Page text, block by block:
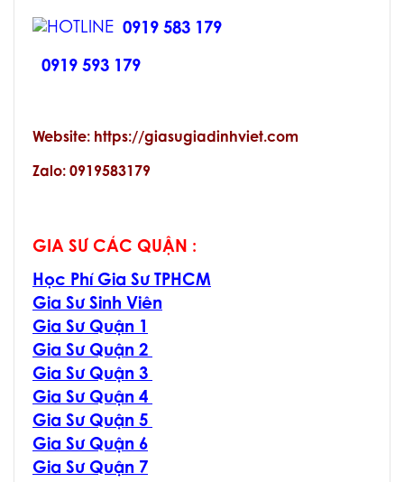
0919 583 179
0919 593 179
Website: https://giasugiadinhviet.com
Zalo: 0919583179
GIA SƯ CÁC QUẬN :
Học Phí Gia Sư TPHCM
Gia Sư Sinh Viên
Gia Sư Quận 1
Gia Sư Quận 2
Gia Sư Quận 3
Gia Sư Quận 4
Gia Sư Quận 5
Gia Sư Quận 6
Gia Sư Quận 7